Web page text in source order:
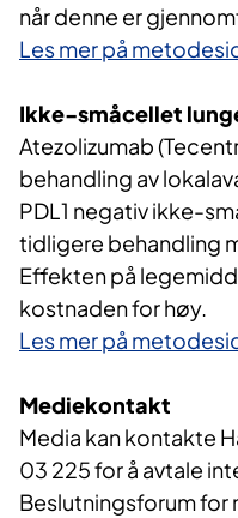
når denne er
Les mer på
Ikke-småcellet
Atezolizumab
behandling av
PDL1 negativ ikke-
tidligere behandling
Effekten på
kostnaden for høy.
Les mer på
Mediekontakt
Media kan kontakte
03 225 for å avtale
Beslutningsforum for